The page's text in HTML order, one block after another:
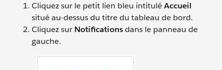
Cliquez sur le petit lien bleu intituléAccueil
situé au-dessus du titre du tableau de bord.
Cliquez sur Notificationsdans le panneau de
gauche.